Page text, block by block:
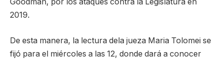
2019.
De esta manera, la lectura dela jueza Maria Tolomei se
fijó para el miércoles a las 12, donde dará a conocer